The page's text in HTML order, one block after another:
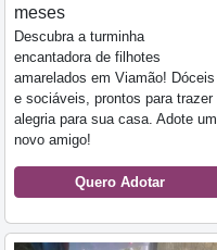
meses
Descubra a turminha
encantadora de filhotes
amarelados em Viamão! Dóceis
e sociáveis, prontos para trazer
alegria para sua casa. Adote um
novo amigo!
Quero Adotar